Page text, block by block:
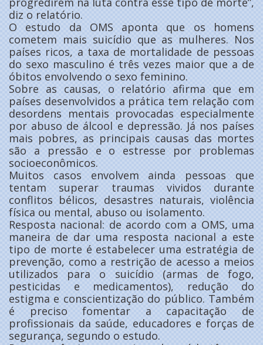
diz o relatório.
O estudo da OMS aponta que os homens
cometem mais suicídio que as mulheres. Nos
países ricos, a taxa de mortalidade de pessoas
do sexo masculino é três vezes maior que a de
óbitos envolvendo o sexo feminino.
Sobre as causas, o relatório afirma que em
países desenvolvidos a prática tem relação com
desordens mentais provocadas especialmente
por abuso de álcool e depressão. Já nos países
mais pobres, as principais causas das mortes
são a pressão e o estresse por problemas
socioeconômicos.
Muitos casos envolvem ainda pessoas que
tentam superar traumas vividos durante
conflitos bélicos, desastres naturais, violência
física ou mental, abuso ou isolamento.
Resposta nacional: de acordo com a OMS, uma
maneira de dar uma resposta nacional a este
tipo de morte é estabelecer uma estratégia de
prevenção, como a restrição de acesso a meios
utilizados para o suicídio (armas de fogo,
pesticidas e medicamentos), redução do
estigma e conscientização do público. Também
é preciso fomentar a capacitação de
profissionais da saúde, educadores e forças de
segurança, segundo o estudo.